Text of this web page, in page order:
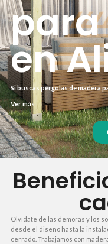
en
Si buscas pérgolas de madera
durabilidad y estilo, has
espacio exterior protegido del
Nuestras pérgolas se adaptan
diseñadas para resistir el clima
Ver más
Olvídate de las demoras y los
desde el diseño hasta la
cerrado. Trabajamos con